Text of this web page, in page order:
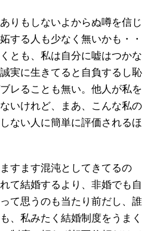
りもしないよからぬ噂を信じ
する人も少なく無いかも・・
とも、私は自分に嘘はつかな
実に生きてると自負するし恥
レることも無い。他人が私を
いけれど、まあ、こんな私の
ない人に簡単に評価されるほ
すます混沌としてきてるの
て結婚するより、非婚でも自
て思うのも当たり前だし、誰
、私みたく結婚制度をうまく